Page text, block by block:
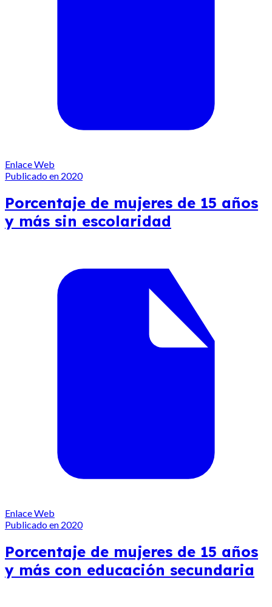
Enlace Web
Publicado en 2020
Porcentaje de mujeres de 15 años
y más sin escolaridad
Enlace Web
Publicado en 2020
Porcentaje de mujeres de 15 años
y más con educación secundaria